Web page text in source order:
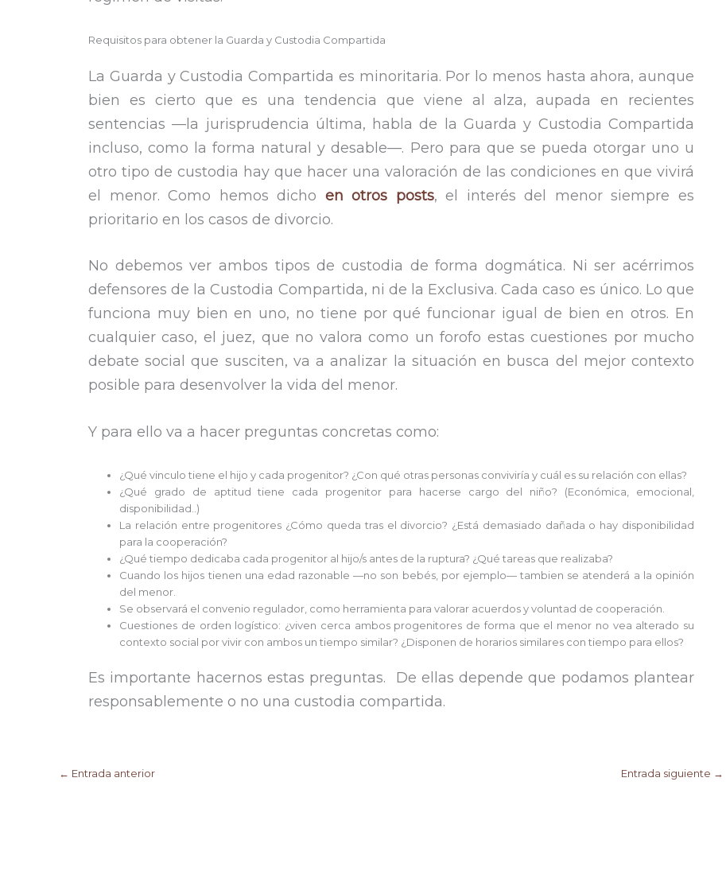
Requisitos para obtener la Guarda y Custodia Compartida
La Guarda y Custodia Compartida es minoritaria. Por lo menos hasta ahora, aunque
bien es cierto que es una tendencia que viene al alza, aupada en recientes
sentencias —la jurisprudencia última, habla de la Guarda y Custodia Compartida
incluso, como la forma natural y desable—. Pero para que se pueda otorgar uno u
otro tipo de custodia hay que hacer una valoración de las condiciones en que vivirá
el menor. Como hemos dicho en otros posts, el interés del menor siempre es
prioritario en los casos de divorcio.
No debemos ver ambos tipos de custodia de forma dogmática. Ni ser acérrimos
defensores de la Custodia Compartida, ni de la Exclusiva. Cada caso es único. Lo que
funciona muy bien en uno, no tiene por qué funcionar igual de bien en otros. En
cualquier caso, el juez, que no valora como un forofo estas cuestiones por mucho
debate social que susciten, va a analizar la situación en busca del mejor contexto
posible para desenvolver la vida del menor.
Y para ello va a hacer preguntas concretas como:
¿Qué vinculo tiene el hijo y cada progenitor? ¿Con qué otras personas conviviría y cuál es su relación con ellas?
¿Qué grado de aptitud tiene cada progenitor para hacerse cargo del niño? (Económica, emocional,
disponibilidad..)
La relación entre progenitores ¿Cómo queda tras el divorcio? ¿Está demasiado dañada o hay disponibilidad
para la cooperación?
¿Qué tiempo dedicaba cada progenitor al hijo/s antes de la ruptura? ¿Qué tareas que realizaba?
Cuando los hijos tienen una edad razonable —no son bebés, por ejemplo— tambien se atenderá a la opinión
del menor.
Se observará el convenio regulador, como herramienta para valorar acuerdos y voluntad de cooperación.
Cuestiones de orden logístico: ¿viven cerca ambos progenitores de forma que el menor no vea alterado su
contexto social por vivir con ambos un tiempo similar? ¿Disponen de horarios similares con tiempo para ellos?
Es importante hacernos estas preguntas. De ellas depende que podamos plantear
responsablemente o no una custodia compartida.
← Entrada anterior Entrada siguiente →